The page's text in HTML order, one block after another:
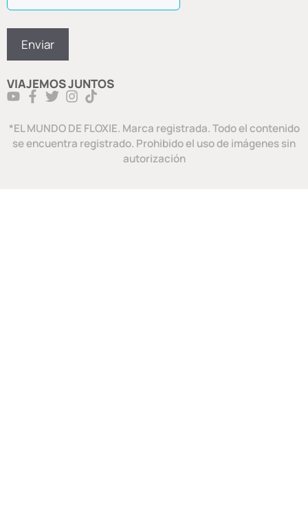
VIAJEMOS JUNTOS
*EL MUNDO DE FLOXIE. Marca registrada. Todo el contenido
se encuentra registrado. Prohibido el uso de imágenes sin
autorización